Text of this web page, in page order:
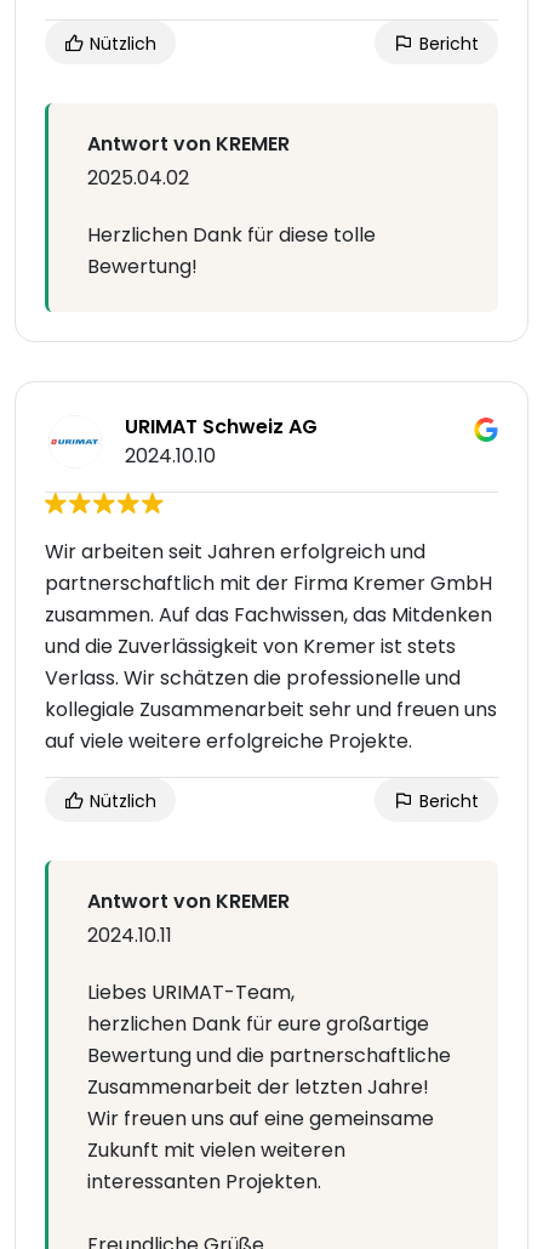
Nützlich Bericht
Antwort von KREMER
2025.04.02
Herzlichen Dank für diese tolle
Bewertung!
URIMAT Schweiz AG
2024.10.10
Wir arbeiten seit Jahren erfolgreich und
partnerschaftlich mit der Firma Kremer GmbH
zusammen. Auf das Fachwissen, das Mitdenken
und die Zuverlässigkeit von Kremer ist stets
Verlass. Wir schätzen die professionelle und
kollegiale Zusammenarbeit sehr und freuen uns
auf viele weitere erfolgreiche Projekte.
Nützlich Bericht
Antwort von KREMER
2024.10.11
Liebes URIMAT-Team,
herzlichen Dank für eure großartige
Bewertung und die partnerschaftliche
Zusammenarbeit der letzten Jahre!
Wir freuen uns auf eine gemeinsame
Zukunft mit vielen weiteren
interessanten Projekten.